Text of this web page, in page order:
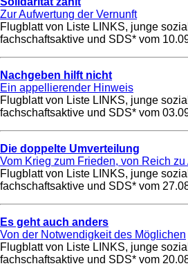
Zur Aufwertung der Vernunft
Flugblatt von Liste LINKS, junge
fachschaftsaktive und SDS* vom
Nachgeben hilft nicht
Ein appellierender Hinweis
Flugblatt von Liste LINKS, junge
fachschaftsaktive und SDS* vom
Die doppelte Umverteilung
Vom Krieg zum Frieden, von Reich zu
Flugblatt von Liste LINKS, junge
fachschaftsaktive und SDS* vom
Es geht auch anders
Von der Notwendigkeit des Möglichen
Flugblatt von Liste LINKS, junge
fachschaftsaktive und SDS* vom